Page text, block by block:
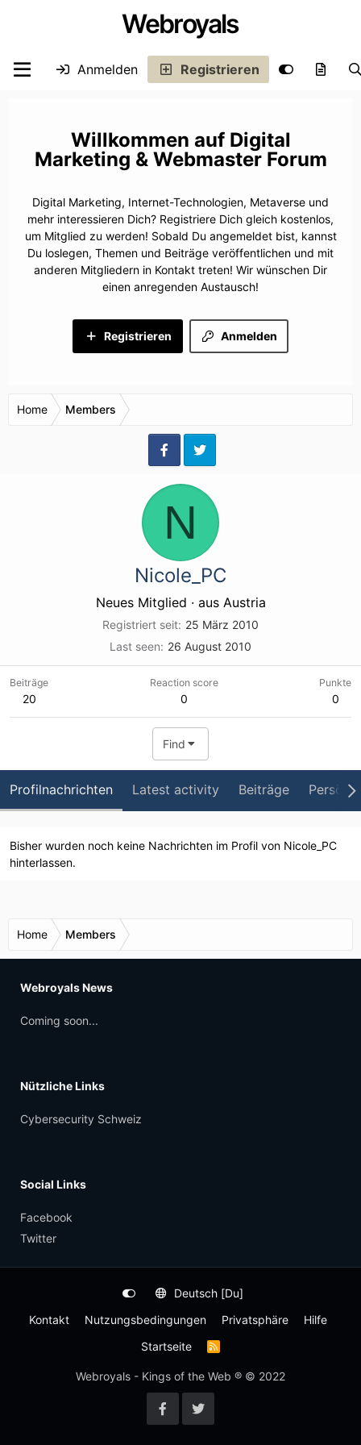
Webroyals
Anmelden Registrieren
Digital
Marketing & Webmaster Forum
Digital Marketing, Internet-Technologien, Metaverse und
mehr interessieren Dich? Registriere Dich gleich kostenlos,
um Mitglied zu werden! Sobald Du angemeldet bist, kannst
Du loslegen, Themen und Beiträge veröffentlichen und mit
anderen Mitgliedern in Kontakt treten! Wir wünschen Dir
einen anregenden Austausch!
Anmelden
Registrieren
Home Members
N
Nicole_PC
Neues Mitglied · aus Austria
Registriert seit 25 März 2010
Last seen
26 August 2010
Beiträge
20
Reaction score
0
Punkte
0
Find
Profilnachrichten Latest activity Beiträge
Bisher wurden noch keine Nachrichten im Profil von Nicole_PC
hinterlassen.
Home Members
Webroyals News
Coming soon...
Nützliche Links
Cybersecurity Schweiz
Social Links
Facebook
Twitter
Deutsch [Du]
Kontakt
Nutzungsbedingungen Privatsphäre
Hilfe
Startseite
R
S
Webroyals - Kings of the Web ® © 2022